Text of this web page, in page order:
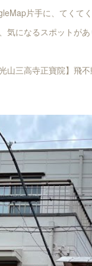
片手に、てくて
気になるスポットがあ
光山三高寺正寶院】飛